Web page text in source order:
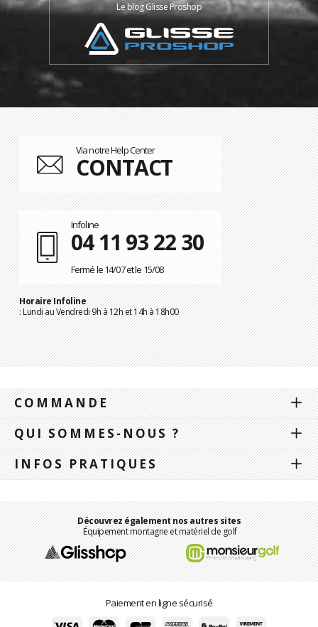
Le blog Glisse Proshop
Via notre Help Center
CONTACT
Infoline
04 11 93 22 30
Fermé le 14/07 et le 15/08
Horaire Infoline
: Lundi au Vendredi 9h à 12h et 14h à 18h00
COMMANDE
QUI SOMMES-NOUS ?
INFOS PRATIQUES
Découvrez également nos autres sites
Équipement montagne et matériel de golf
Paiement en ligne sécurisé